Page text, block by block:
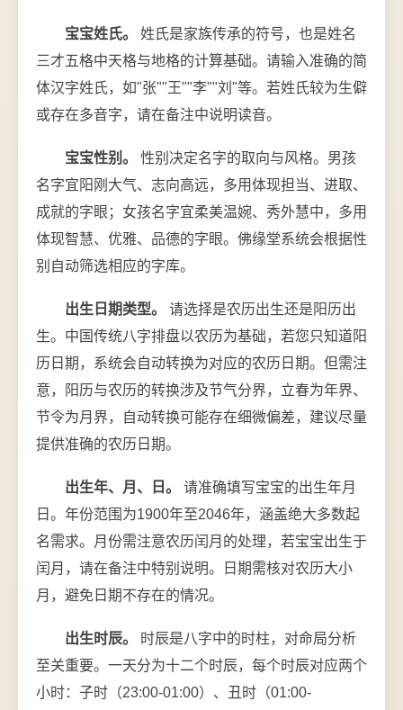
宝宝姓氏。
姓氏是家族传承的符号，也是姓名
三才五格中天格与地格的计算基础。请输入准确的简
体汉字姓氏，如"张""王""李""刘"等。若姓氏较为生僻
或存在多音字，请在备注中说明读音。
宝宝性别。
性别决定名字的取向与风格。男孩
名字宜阳刚大气、志向高远，多用体现担当、进取、
成就的字眼；女孩名字宜柔美温婉、秀外慧中，多用
体现智慧、优雅、品德的字眼。佛缘堂系统会根据性
别自动筛选相应的字库。
出生日期类型。
请选择是农历出生还是阳历出
生。中国传统八字排盘以农历为基础，若您只知道阳
历日期，系统会自动转换为对应的农历日期。但需注
意，阳历与农历的转换涉及节气分界，立春为年界、
节令为月界，自动转换可能存在细微偏差，建议尽量
提供准确的农历日期。
出生年、月、日。
请准确填写宝宝的出生年月
日。年份范围为1900年至2046年，涵盖绝大多数起
名需求。月份需注意农历闰月的处理，若宝宝出生于
闰月，请在备注中特别说明。日期需核对农历大小
月，避免日期不存在的情况。
出生时辰。
时辰是八字中的时柱，对命局分析
至关重要。一天分为十二个时辰，每个时辰对应两个
小时：子时（23:00-01:00）、丑时（01:00-